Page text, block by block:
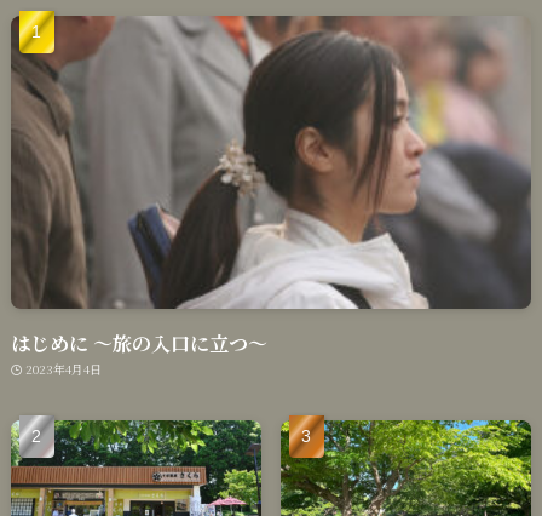
はじめに 〜旅の入口に立つ〜
2023年4月4日